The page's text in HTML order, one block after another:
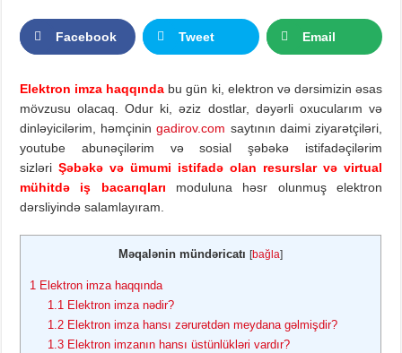
Facebook Tweet Email
Elektron imza haqqında bu gün ki, elektron və dərsimizin əsas
mövzusu olacaq. Odur ki, əziz dostlar, dəyərli oxucularım və
dinləyicilərim, həmçiningadirov.com saytının daimi ziyarətçiləri,
youtube abunəçilərim və sosial şəbəkə istifadəçilərim
sizləriŞəbəkə və ümumi istifadə olan resurslar və virtual
mühitdə iş bacarıqları moduluna həsr olunmuş elektron
dərsliyində salamlayıram.
Məqalənin mündəricatı [bağla]
1 Elektron imza haqqında
1.1 Elektron imza nədir?
1.2 Elektron imza hansı zərurətdən meydana gəlmişdir?
1.3 Elektron imzanın hansı üstünlükləri vardır?